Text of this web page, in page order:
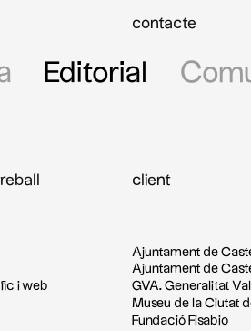
contacte
Editorial
client
Ajuntament de
Ajuntament de
i web GVA. Generalitat
Museu de la Ciutat
Fundació Fisabio